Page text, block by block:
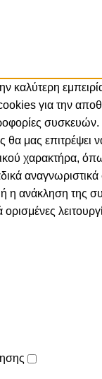
καλύτερη
για την
συσκευών.
θα μας επιτρέψει
χαρακτήρα,
αναγνωριστικά
η ανάκληση της